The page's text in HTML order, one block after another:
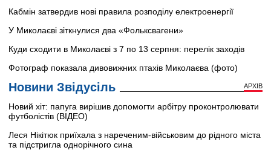
Кабмін затвердив нові правила розподілу електроенергії
У Миколаєві зіткнулися два «Фольксвагени»
Куди сходити в Миколаєві з 7 по 13 серпня: перелік заходів
Фотограф показала дивовижних птахів Миколаєва (фото)
Новини Звідусіль АРХІВ
Новий хіт: папуга вирішив допомогти арбітру проконтролювати
футболістів (ВІДЕО)
Леся Нікітюк приїхала з нареченим-військовим до рідного міста
та підстригла однорічного сина